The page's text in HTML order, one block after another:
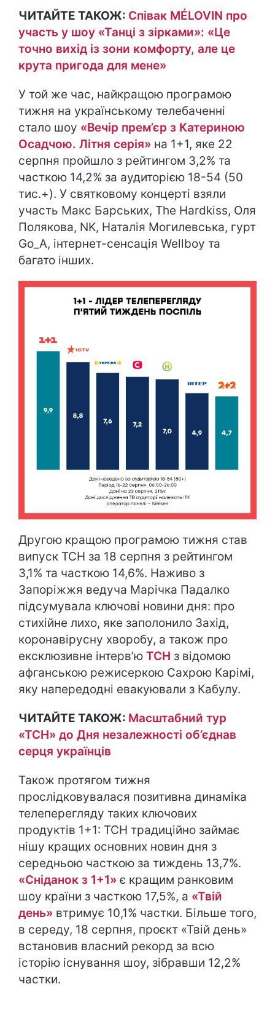
ЧИТАЙТЕ ТАКОЖ: Співак MÉLOVIN про
участь у шоу «Танці з зірками»: «Це
точно вихід із зони комфорту, але це
крута пригода для мене»
У той же час, найкращою програмою
тижня на українському телебаченні
стало шоу «Вечір прем’єр з Катериною
Осадчою. Літня серія» на 1+1, яке 22
серпня пройшло з рейтингом 3,2% та
часткою 14,2% за аудиторією 18-54 (50
тис.+). У святковому концерті взяли
участь Макс Барських, The Hardkiss, Оля
Полякова, NK, Наталія Могилевська, гурт
Go_A, інтернет-сенсація Wellboy та
багато інших.
Другою кращою програмою тижня став
випуск ТСН за 18 серпня з рейтингом
3,1% та часткою 14,6%. Наживо з
Запоріжжя ведуча Марічка Падалко
підсумувала ключові новини дня: про
стихійне лихо, яке заполонило Захід,
коронавірусну хворобу, а також про
ексклюзивне інтерв’ю ТСН з відомою
афганською режисеркою Сахрою Карімі,
яку напередодні евакуювали з Кабулу.
ЧИТАЙТЕ ТАКОЖ: Масштабний тур
«ТСН» до Дня незалежності об’єднав
серця українців
Також протягом тижня
прослідковувалася позитивна динаміка
телеперегляду таких ключових
продуктів 1+1: ТСН традиційно займає
нішу кращих основних новин дня з
середньою часткою за тиждень 13,7%.
«Сніданок з 1+1» є кращим ранковим
шоу країни з часткою 17,5%, а «Твій
день» втримує 10,1% частки. Більше того,
в середу, 18 серпня, проєкт «Твій день»
встановив власний рекорд за всю
історію існування шоу, зібравши 12,2%
частки.